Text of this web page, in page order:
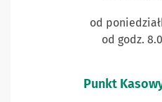
od
od godz.
Punkt